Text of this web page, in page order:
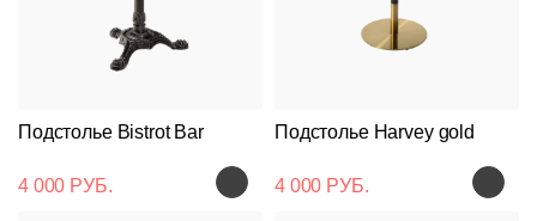
Подстолье Bistrot Bar
4 000 РУБ.
Подстолье Harvey gold
4 000 РУБ.